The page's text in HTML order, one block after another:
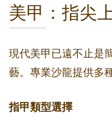
美甲：指尖
現代美甲已遠不止是
藝。專業沙龍提供多
指甲類型選擇